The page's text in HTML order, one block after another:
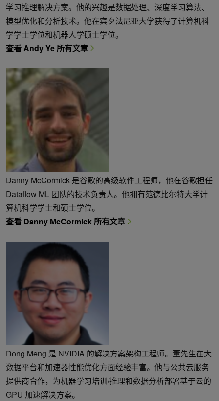
学习推理解决方案。他的兴趣是数据处理、深度学习算法、
模型优化和分析技术。他在宾夕法尼亚大学获得了计算机科
学学士学位和机器人学硕士学位。
查看 Andy Ye 所有文章
Danny McCormick 是谷歌的高级软件工程师，他在谷歌担任
Dataflow ML 团队的技术负责人。他拥有范德比尔特大学计
算机科学学士和硕士学位。
查看 Danny McCormick 所有文章
Dong Meng 是 NVIDIA 的解决方案架构工程师。董先生在大
数据平台和加速器性能优化方面经验丰富。他与公共云服务
提供商合作，为机器学习培训/推理和数据分析部署基于云的
GPU 加速解决方案。